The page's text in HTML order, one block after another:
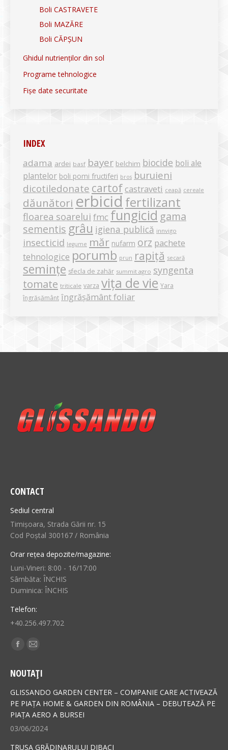
Boli CASTRAVETE
Boli MAZĂRE
Boli CĂPȘUN
Ghidul nutrienților din sol
Programe tehnologice
Fișe date securitate
INDEX
adama ardei basf bayer belchim biocide boli ale
plantelor boli pomi fructiferi bros buruieni
dicotiledonate cartof castraveti ceapă cereale
dăunători erbicidfertilizant
floarea soarelui fmc fungicid gama
sementis grâu igiena publică innvigo
insecticid legume măr nufarm orz pachete
tehnologice porumb prun rapiță secară
semințe sfecla de zahăr summit agro syngenta
tomate triticale varza vița de vie Yara
îngrășământ îngrășământ foliar
CONTACT
Sediul central
Timișoara, Strada Gării nr. 15
Cod Poștal 300167 / România
Orar rețea depozite/magazine:
Luni-Vineri: 8:00 - 16/17:00
Sâmbăta: ÎNCHIS
Duminica: ÎNCHIS
Telefon:
+40.256.497.702
Find us on:
Facebook
opens
in
new
window
Mail
opens
in
new
window
NOUTAȚI
GLISSANDO GARDEN CENTER – COMPANIE CARE ACTIVEAZĂ
PE PIAȚA HOME & GARDEN DIN ROMÂNIA – DEBUTEAZĂ PE
PIAȚA AERO A BURSEI
03/06/2024
TRUSA GRĂDINARULUI DIBACI